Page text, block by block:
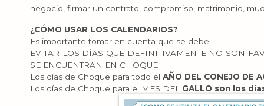
negocio, firmar un contrato, compromiso, matrimonio,
¿CÓMO USAR LOS CALENDARIOS?
Es importante tomar en cuenta que se debe:
EVITAR LOS DÍAS QUE DEFINITIVAMENTE NO SON
SE ENCUENTRAN EN CHOQUE.
Los días de Choque para todo el AÑO DEL CONEJO DE
Los días de Choque para el MES DEL GALLO son los